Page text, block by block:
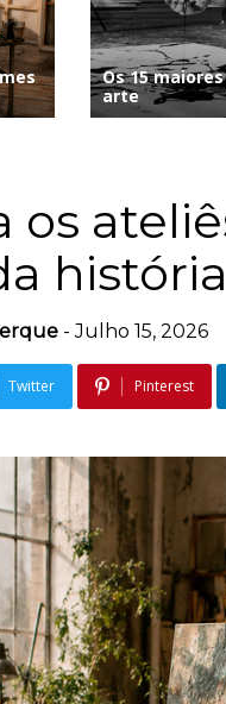
Os 15
arte
os
-Julho 15, 2026
Twitter Pinterest